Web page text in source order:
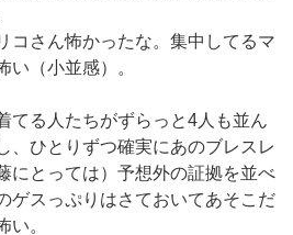
コさん怖かったな。集中してるマ
い（小並感）。
る人たちがずらっと4人も並ん
、ひとりずつ確実にあのブレスレ
にとっては）予想外の証拠を並べ
ゲスっぷりはさておいてあそこだ
い。